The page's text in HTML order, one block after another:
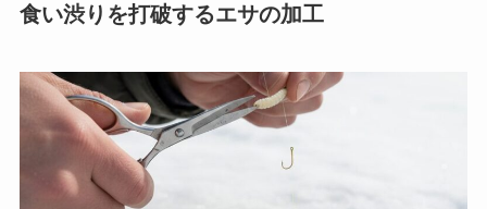
食い渋りを打破するエサの加工